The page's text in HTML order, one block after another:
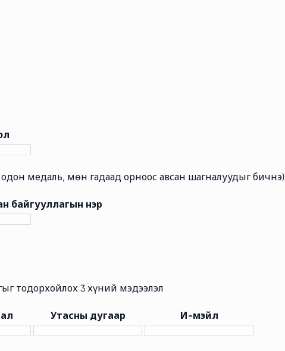
медаль, мөн гадаад орноос авсан шагналуудыг бичнэ)
байгууллагын нэр
тодорхойлох 3 хүний мэдээлэл
Утасны дугаар И-мэйл